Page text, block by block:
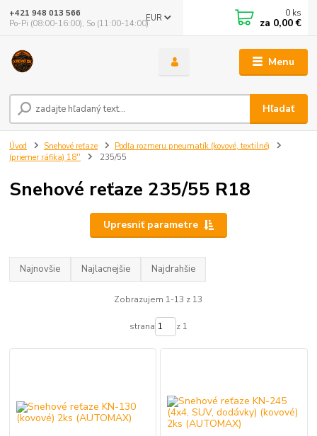
Menu
EUR
Hľadať
+421 948 013 566
Po-Pi (08:00-16:00), So (11:00-14:00)
0 ks
za 0,00 €
Úvod Snehové reťaze
Podľa rozmeru pneumatík (kovové, textilné)
(priemer ráfika) 18''
235/55
Snehové reťaze 235/55 R18
Upresniť parametre
Najnovšie Najlacnejšie Najdrahšie
Zobrazujem 1-13 z 13
strana z 1